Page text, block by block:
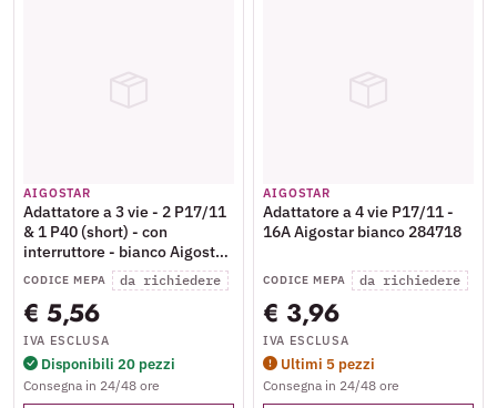
AIGOSTAR
Adattatore a 3 vie - 2 P17/11
& 1 P40 (short) - con
interruttore - bianco Aigostar
16A - 198527
CODICE MEPA da richiedere
€ 5,56
IVA ESCLUSA
Disponibili 20 pezzi
Consegna in 24/48 ore
AIGOSTAR
Adattatore a 4 vie P17/11 -
16A Aigostar bianco 284718
CODICE MEPA da richiedere
€ 3,96
IVA ESCLUSA
Ultimi 5 pezzi
Consegna in 24/48 ore